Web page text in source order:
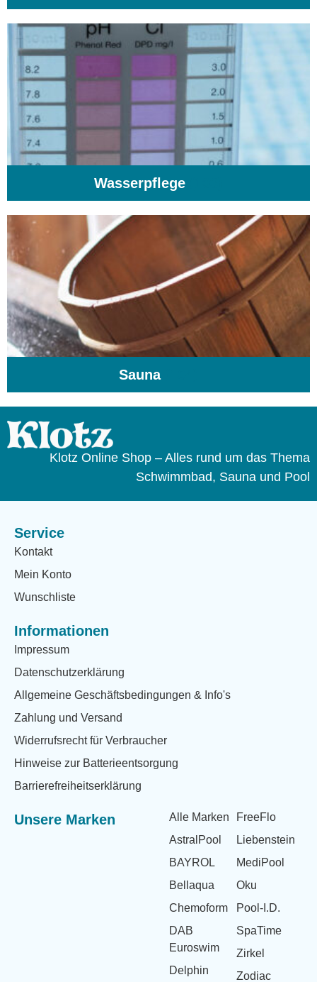
Wasserpflege
Sauna
Klotz Online Shop – Alles rund um das Thema
Schwimmbad, Sauna und Pool
Service
Kontakt
Mein Konto
Wunschliste
Informationen
Impressum
Datenschutzerklärung
Allgemeine Geschäftsbedingungen & Info's
Zahlung und Versand
Widerrufsrecht für Verbraucher
Hinweise zur Batterieentsorgung
Barrierefreiheitserklärung
Unsere Marken
Alle Marken
AstralPool
BAYROL
Bellaqua
Chemoform
DAB
Euroswim
Delphin
FreeFlo
Liebenstein
MediPool
Oku
Pool-I.D.
SpaTime
Zirkel
Zodiac